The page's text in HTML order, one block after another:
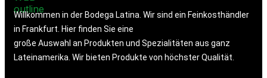
Willkommen in der Bodega Latina. Wir sind ein Feinkosthändler
in Frankfurt. Hier finden Sie eine
große Auswahl an Produkten und Spezialitäten aus ganz
Lateinamerika. Wir bieten Produkte von höchster Qualität.